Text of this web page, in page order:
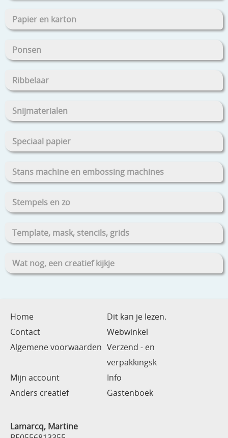
Papier en karton
Ponsen
Ribbelaar
Snijmaterialen
Speciaal papier
Stans machine en embossing machines
Stempels en zo
Template, mask, stencils, grids
Wat nog, een creatief kijkje
Home
Dit kan je lezen.
Contact
Webwinkel
Algemene voorwaarden Verzend - en
verpakkingsk
Mijn account
Info
Anders creatief
Gastenboek
Lamarcq, Martine